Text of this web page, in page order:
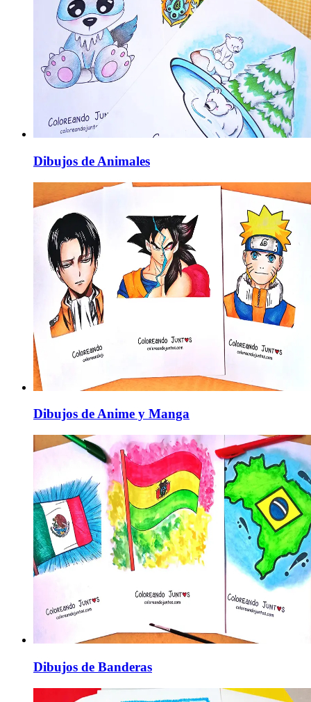
Dibujos de Animales
Dibujos de Anime y Manga
Dibujos de Banderas